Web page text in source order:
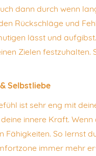
dann durch wenn
Rückschläge und
lässt und
Zielen
Selbstliebe
ist sehr eng mit
innere Kraft.
Fähigkeiten. So lernst
immer mehr